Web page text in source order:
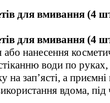
для вмивання (4
для вмивання (4
або нанесення
води по
на зап’ясті, а
вдома,